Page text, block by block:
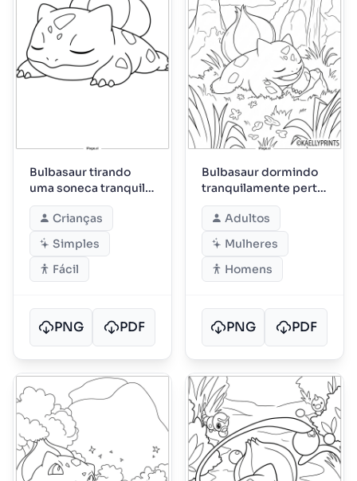
Bulbasaur tirando
uma soneca tranquila
à tarde
Crianças
Simples
Fácil
PNG PDF
Bulbasaur dormindo
tranquilamente perto
da cachoeira
Adultos
Mulheres
Homens
PNG PDF